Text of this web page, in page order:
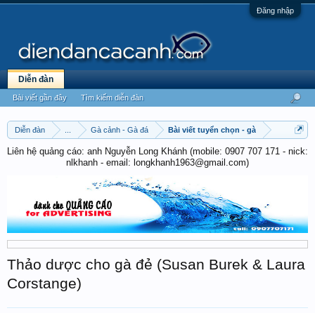
Đăng nhập
Diễn đàn Gà cảnh - Gà đá Bài viết tuyển chọn - gà
Liên hệ quảng cáo: anh Nguyễn Long Khánh (mobile: 0907 707 171 - nick:
nlkhanh - email: longkhanh1963@gmail.com)
Thảo dược cho gà đẻ (Susan Burek & Laura
Corstange)
Diễn đàn
Bài viết gần đây Tìm kiếm diễn đàn